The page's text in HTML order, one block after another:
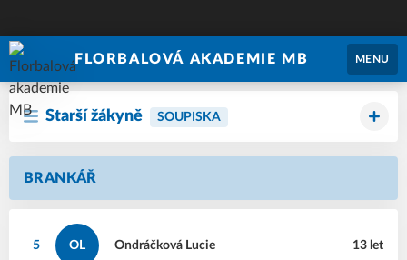
FLORBALOVÁ AKADEMIE MB MENU
Starší žákyně SOUPISKA
BRANKÁŘ
5 OL Lucie
Ondráčková 13 let